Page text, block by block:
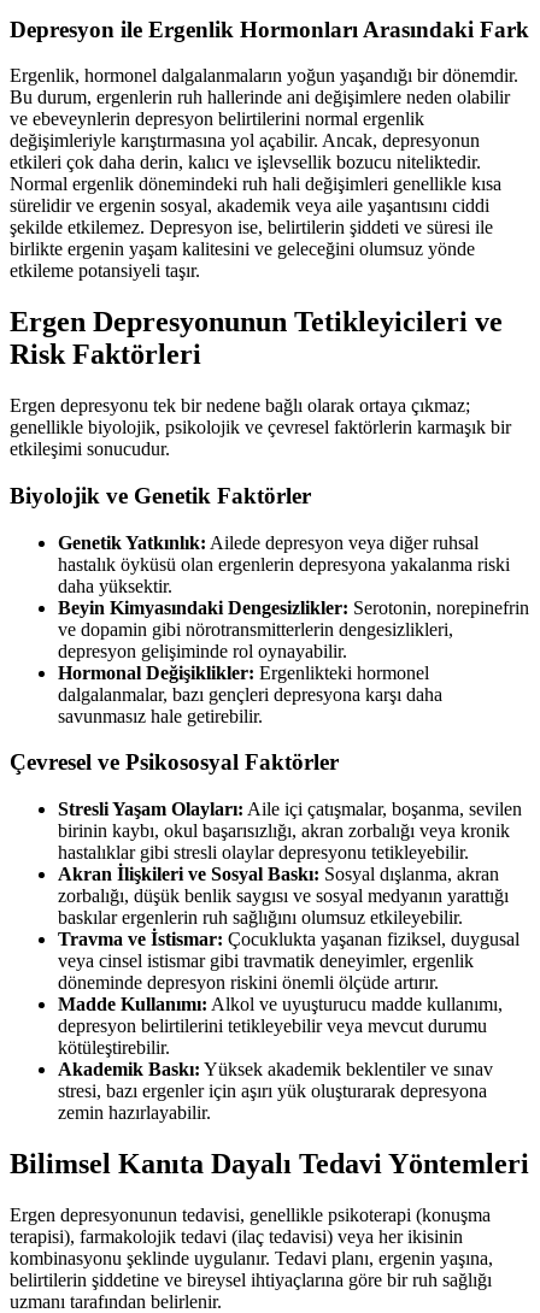
Depresyon ile Ergenlik Hormonları Arasındaki Fark
Ergenlik, hormonel dalgalanmaların yoğun yaşandığı bir dönemdir.
Bu durum, ergenlerin ruh hallerinde ani değişimlere neden olabilir
ve ebeveynlerin depresyon belirtilerini normal ergenlik
değişimleriyle karıştırmasına yol açabilir. Ancak, depresyonun
etkileri çok daha derin, kalıcı ve işlevsellik bozucu niteliktedir.
Normal ergenlik dönemindeki ruh hali değişimleri genellikle kısa
sürelidir ve ergenin sosyal, akademik veya aile yaşantısını ciddi
şekilde etkilemez. Depresyon ise, belirtilerin şiddeti ve süresi ile
birlikte ergenin yaşam kalitesini ve geleceğini olumsuz yönde
etkileme potansiyeli taşır.
Ergen Depresyonunun Tetikleyicileri ve
Risk Faktörleri
Ergen depresyonu tek bir nedene bağlı olarak ortaya çıkmaz;
genellikle biyolojik, psikolojik ve çevresel faktörlerin karmaşık bir
etkileşimi sonucudur.
Biyolojik ve Genetik Faktörler
Genetik Yatkınlık: Ailede depresyon veya diğer ruhsal
hastalık öyküsü olan ergenlerin depresyona yakalanma riski
daha yüksektir.
Beyin Kimyasındaki Dengesizlikler: Serotonin, norepinefrin
ve dopamin gibi nörotransmitterlerin dengesizlikleri,
depresyon gelişiminde rol oynayabilir.
Hormonal Değişiklikler: Ergenlikteki hormonel
dalgalanmalar, bazı gençleri depresyona karşı daha
savunmasız hale getirebilir.
Çevresel ve Psikososyal Faktörler
Stresli Yaşam Olayları: Aile içi çatışmalar, boşanma, sevilen
birinin kaybı, okul başarısızlığı, akran zorbalığı veya kronik
hastalıklar gibi stresli olaylar depresyonu tetikleyebilir.
Akran İlişkileri ve Sosyal Baskı: Sosyal dışlanma, akran
zorbalığı, düşük benlik saygısı ve sosyal medyanın yarattığı
baskılar ergenlerin ruh sağlığını olumsuz etkileyebilir.
Travma ve İstismar: Çocuklukta yaşanan fiziksel, duygusal
veya cinsel istismar gibi travmatik deneyimler, ergenlik
döneminde depresyon riskini önemli ölçüde artırır.
Madde Kullanımı: Alkol ve uyuşturucu madde kullanımı,
depresyon belirtilerini tetikleyebilir veya mevcut durumu
kötüleştirebilir.
Akademik Baskı: Yüksek akademik beklentiler ve sınav
stresi, bazı ergenler için aşırı yük oluşturarak depresyona
zemin hazırlayabilir.
Bilimsel Kanıta Dayalı Tedavi Yöntemleri
Ergen depresyonunun tedavisi, genellikle psikoterapi (konuşma
terapisi), farmakolojik tedavi (ilaç tedavisi) veya her ikisinin
kombinasyonu şeklinde uygulanır. Tedavi planı, ergenin yaşına,
belirtilerin şiddetine ve bireysel ihtiyaçlarına göre bir ruh sağlığı
uzmanı tarafından belirlenir.